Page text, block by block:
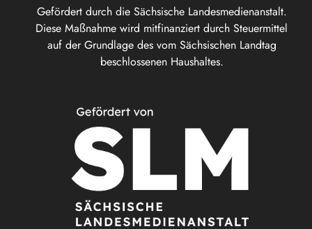
Gefördert durch die Sächsische Landesmedienanstalt.
Diese Maßnahme wird mitfinanziert durch Steuermittel
auf der Grundlage des vom Sächsischen Landtag
beschlossenen Haushaltes.